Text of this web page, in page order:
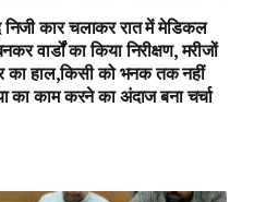
कार चलाकर रात में मेडिकल
का किया निरीक्षण, मरीजों
का हाल,किसी को भनक तक नहीं
काम करने का अंदाज बना चर्चा